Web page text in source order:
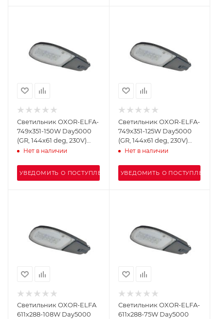
Светильник OXOR-ELFA-
749х351-150W Day5000
(GR, 144x61 deg, 230V)
IP65 (Arlight, -)
Нет в наличии
УВЕДОМИТЬ О ПОСТУПЛЕНИИ
Светильник OXOR-ELFA-
749х351-125W Day5000
(GR, 144x61 deg, 230V)
IP65 (Arlight, -)
Нет в наличии
УВЕДОМИТЬ О ПОСТУПЛЕНИИ
Светильник OXOR-ELFA
611х288-108W Day5000
Светильник OXOR-ELFA-
611х288-75W Day5000